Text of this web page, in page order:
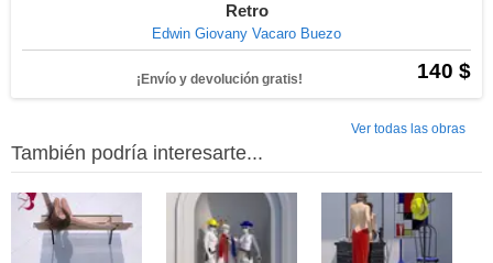
Retro
Edwin Giovany Vacaro Buezo
140 $
¡Envío y devolución gratis!
Ver todas las obras
También podría interesarte...